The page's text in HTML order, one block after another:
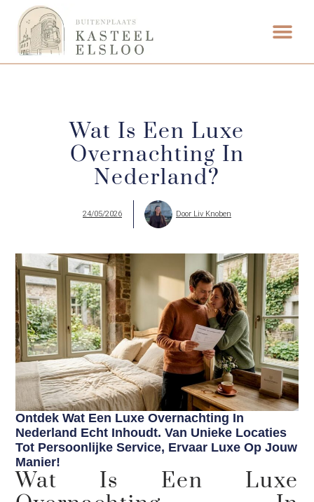
Wat Is Een Luxe
Overnachting In
Nederland?
24/05/2026 Door Liv Knoben
Ontdek Wat Een Luxe Overnachting In
Nederland Echt Inhoudt. Van Unieke Locaties
Tot Persoonlijke Service, Ervaar Luxe Op Jouw
Manier!
Wat Is Een Luxe